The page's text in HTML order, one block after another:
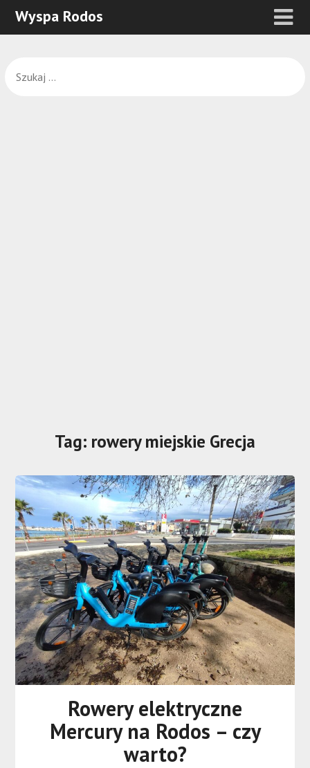
Wyspa Rodos
Tag: rowery miejskie Grecja
Rowery elektryczne
Mercury na Rodos – czy
warto?